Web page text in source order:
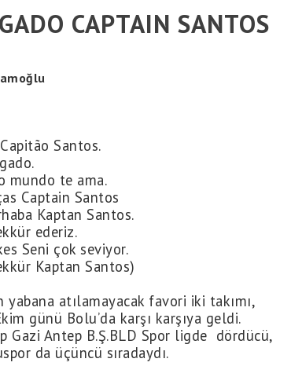
CAPTAIN SANTOS
Santos.
mundo te ama.
Captain Santos
Kaptan Santos.
ederiz.
Seni çok seviyor.
Kaptan Santos)
yabana atılamayacak favori iki takımı,
günü Bolu’da karşı karşıya geldi.
Gazi Antep B.Ş.BLD Spor ligde dördücü,
da üçüncü sıradaydı.